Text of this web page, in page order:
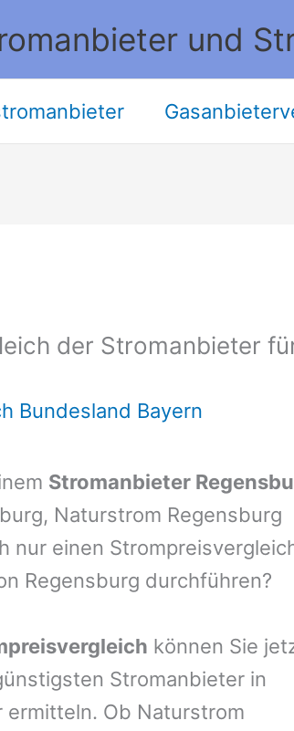
und
der Stromanbieter
Bundesland Bayern
Stromanbieter
Naturstrom Regensburg
nur einen
Regensburg durchführen?
können Sie
Stromanbieter in
ermitteln. Ob Naturstrom